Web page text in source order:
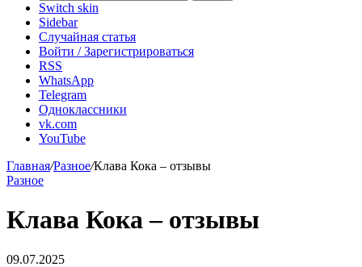
Switch skin
Sidebar
Случайная статья
Войти / Зарегистрироваться
RSS
WhatsApp
Telegram
Одноклассники
vk.com
YouTube
Главная/Разное/Клава Кока – отзывы
Разное
Клава Кока – отзывы
09.07.2025